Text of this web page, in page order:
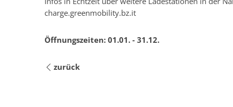
charge.greenmobility.bz.it
Öffnungszeiten: 01.01. - 31.12.
zurück